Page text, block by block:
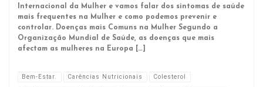
Internacional da Mulher e vamos falar dos sintomas de saúde
mais frequentes na Mulher e como podemos prevenir e
controlar. Doenças mais Comuns na Mulher Segundo a
Organização Mundial de Saúde, as doenças que mais
afectam as mulheres na Europa […]
Bem-Estar. Carências Nutricionais
Colesterol